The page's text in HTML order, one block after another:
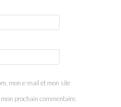
mon e-mail et mon site
prochain commentaire.